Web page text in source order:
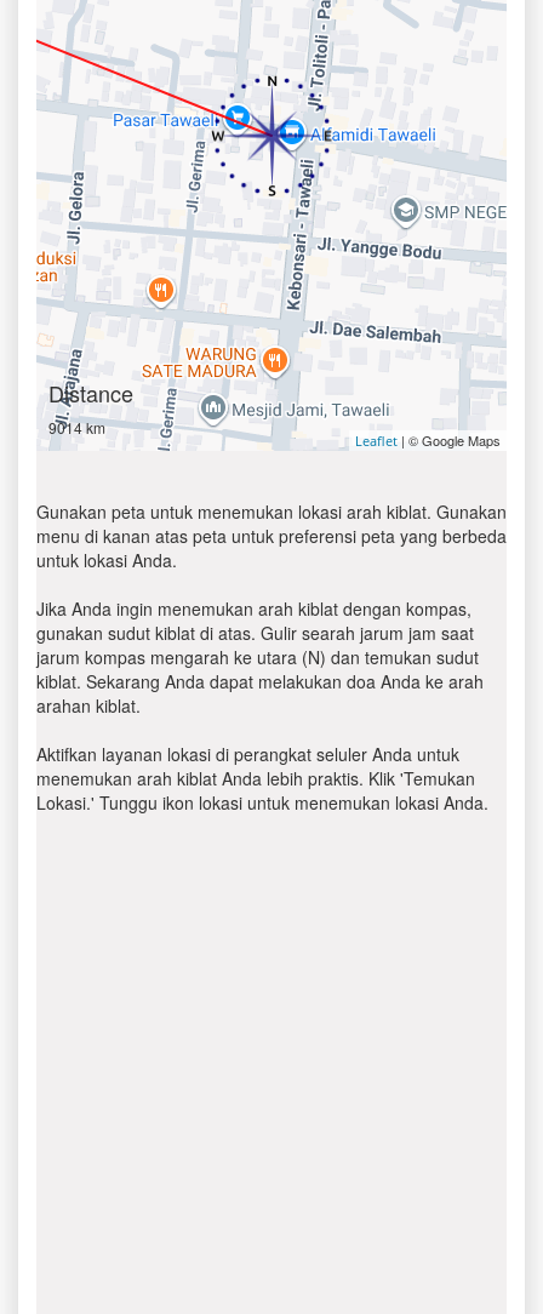
Distance
9014 km
Leaflet | © Google Maps
Gunakan peta untuk menemukan lokasi arah kiblat. Gunakan
menu di kanan atas peta untuk preferensi peta yang berbeda
untuk lokasi Anda.
Jika Anda ingin menemukan arah kiblat dengan kompas,
gunakan sudut kiblat di atas. Gulir searah jarum jam saat
jarum kompas mengarah ke utara (N) dan temukan sudut
kiblat. Sekarang Anda dapat melakukan doa Anda ke arah
arahan kiblat.
Aktifkan layanan lokasi di perangkat seluler Anda untuk
menemukan arah kiblat Anda lebih praktis. Klik 'Temukan
Lokasi.' Tunggu ikon lokasi untuk menemukan lokasi Anda.